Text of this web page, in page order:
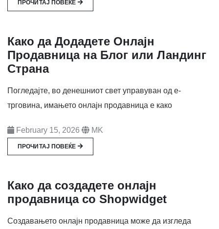
ПРОЧИТАЈ ПОВЕЌЕ
Како да Додадете Онлајн
Продавница на Блог или Ландинг
Страна
Погледајте, во денешниот свет управуван од е-
трговина, имањето онлајн продавница е како
February 15, 2026 MK
ПРОЧИТАЈ ПОВЕЌЕ
Како да создадете онлајн
продавница со Shopwidget
Создавањето онлајн продавница може да изгледа